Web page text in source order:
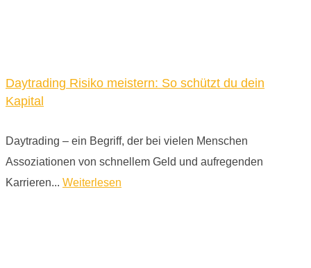
Daytrading Risiko meistern: So schützt du dein
Kapital
Daytrading – ein Begriff, der bei vielen Menschen
Assoziationen von schnellem Geld und aufregenden
Karrieren... Weiterlesen